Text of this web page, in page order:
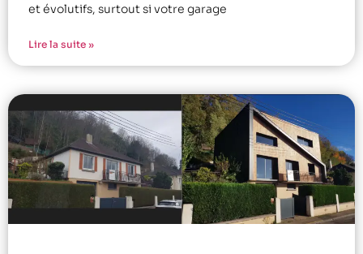
et évolutifs, surtout si votre garage
Lire la suite »